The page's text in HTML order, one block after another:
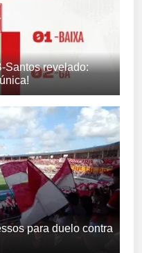
Santos revelado:
para duelo contra